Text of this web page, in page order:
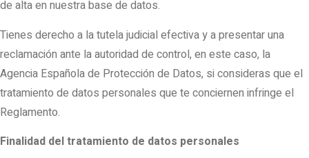
de alta en nuestra base de datos.
Tienes derecho a la tutela judicial efectiva y a presentar una
reclamación ante la autoridad de control, en este caso, la
Agencia Española de Protección de Datos, si consideras que el
tratamiento de datos personales que te conciernen infringe el
Reglamento.
Finalidad del tratamiento de datos personales